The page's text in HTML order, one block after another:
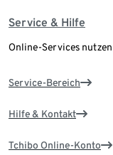
Service & Hilfe
Online-Services
Service-Bereich
Hilfe & Kontakt
Tchibo Online-Konto